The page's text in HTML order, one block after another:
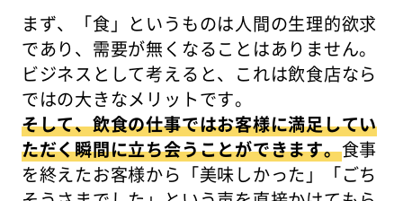
まず、「食」というものは人間の生理的欲求
であり、需要が無くなることはありません。
ビジネスとして考えると、これは飲食店なら
ではの大きなメリットです。
そして、飲食の仕事ではお客様に満足してい
ただく瞬間に立ち会うことができます。食事
を終えたお客様から「美味しかった」「ごち